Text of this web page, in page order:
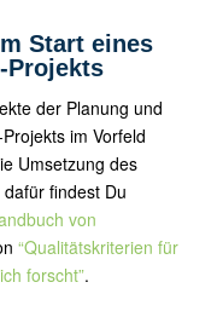
Start eines
Projekts
der Planung und
im Vorfeld
Umsetzung des
findest Du
von
“Qualitätskriterien für
forscht”.